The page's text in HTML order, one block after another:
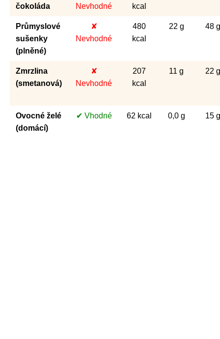
čokoláda Nevhodné kcal
Průmyslové
sušenky
(plněné)
✘
Nevhodné
480
kcal
22 g 48 g
Zmrzlina
(smetanová)
✘
Nevhodné
207
kcal
11 g 22 g
Ovocné želé
(domácí)
✔ Vhodné 62 kcal 0,0 g 15 g